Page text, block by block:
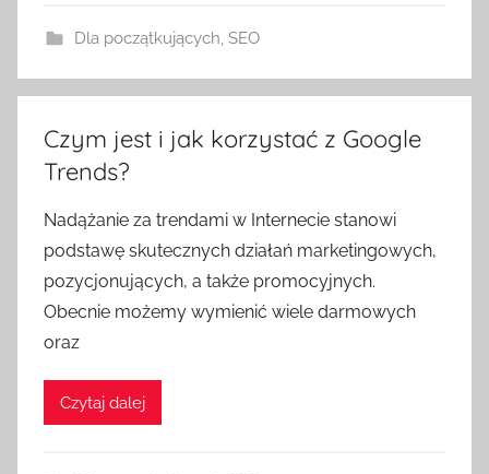
Dla początkujących, SEO
Czym jest i jak korzystać z Google
Trends?
Nadążanie za trendami w Internecie stanowi
podstawę skutecznych działań marketingowych,
pozycjonujących, a także promocyjnych.
Obecnie możemy wymienić wiele darmowych
oraz
Czytaj dalej